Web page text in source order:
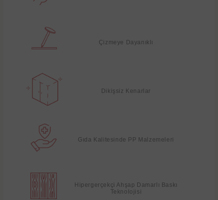
Çizmeye Dayanıklı
Dikişsiz Kenarlar
Gıda Kalitesinde PP Malzemeleri
Hipergerçekçi Ahşap Damarlı Baskı
Teknolojisi